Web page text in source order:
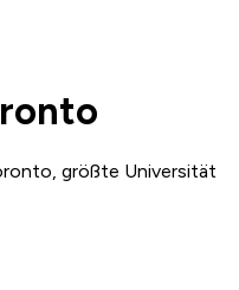
größte Universität